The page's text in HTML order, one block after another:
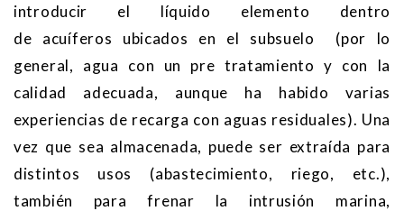
introducir el líquido elemento dentro
de acuíferos ubicados en el subsuelo (por lo
general, agua con un pre tratamiento y con la
calidad adecuada, aunque ha habido varias
experiencias de recarga con aguas residuales). Una
vez que sea almacenada, puede ser extraída para
distintos usos (abastecimiento, riego, etc.),
también para frenar la intrusión marina,